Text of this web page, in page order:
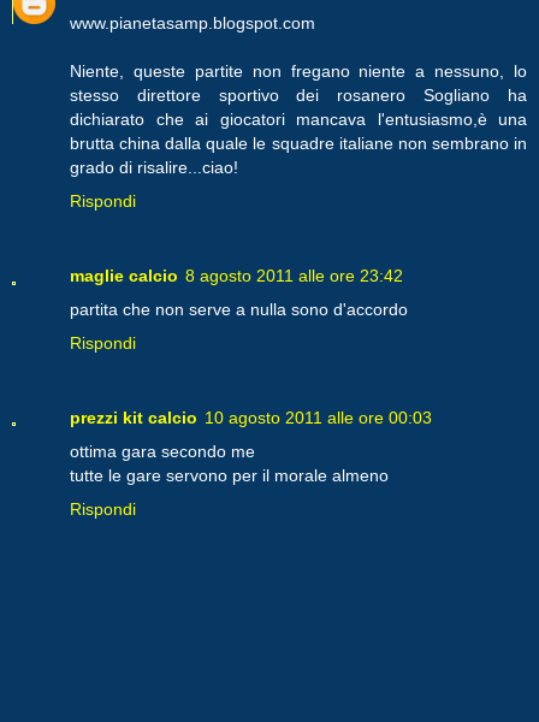
www.pianetasamp.blogspot.com
Niente, queste partite non fregano niente a nessuno, lo
stesso direttore sportivo dei rosanero Sogliano ha
dichiarato che ai giocatori mancava l'entusiasmo,è una
brutta china dalla quale le squadre italiane non sembrano in
grado di risalire...ciao!
Rispondi
maglie calcio 8 agosto 2011 alle ore 23:42
partita che non serve a nulla sono d'accordo
Rispondi
prezzi kit calcio 10 agosto 2011 alle ore 00:03
ottima gara secondo me
tutte le gare servono per il morale almeno
Rispondi